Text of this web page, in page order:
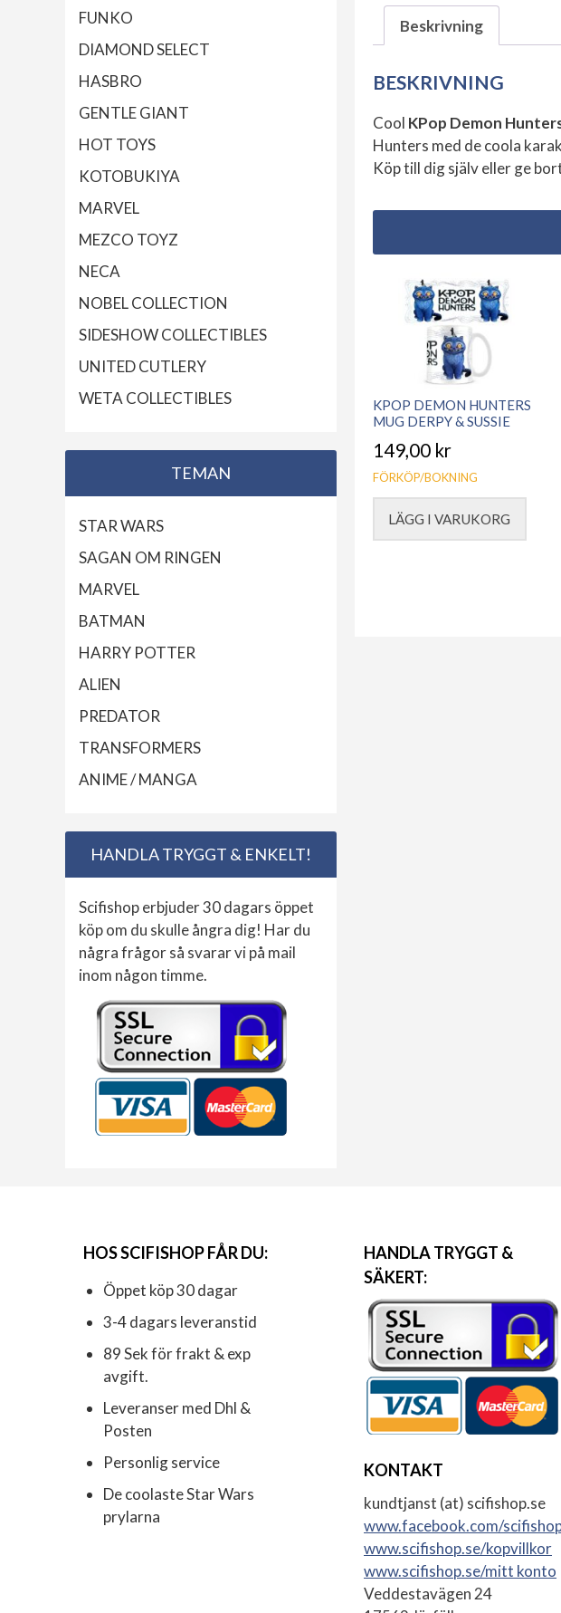
Beskrivning
BESKRIVNING
Cool KPop Demon
Hunters med de coola
Köp till dig själv eller ge
KPOP DEMON HUNTERS
MUG DERPY & SUSSIE
149,00 kr
FÖRKÖP/BOKNING
LÄGG I VARUKORG
FUNKO
DIAMOND SELECT
HASBRO
GENTLE GIANT
HOT TOYS
KOTOBUKIYA
MARVEL
MEZCO TOYZ
NECA
NOBEL COLLECTION
SIDESHOW COLLECTIBLES
UNITED CUTLERY
WETA COLLECTIBLES
TEMAN
STAR WARS
SAGAN OM RINGEN
MARVEL
BATMAN
HARRY POTTER
ALIEN
PREDATOR
TRANSFORMERS
ANIME / MANGA
HANDLA TRYGGT & ENKELT!
Scifishop erbjuder 30 dagars öppet
köp om du skulle ångra dig! Har du
några frågor så svarar vi på mail
inom någon timme.
HOS SCIFISHOP FÅR DU:
Öppet köp 30 dagar
3-4 dagars leveranstid
89 Sek för frakt & exp
avgift.
Leveranser med Dhl &
Posten
Personlig service
De coolaste Star Wars
prylarna
HANDLA TRYGGT &
SÄKERT:
KONTAKT
kundtjanst (at) scifishop.se
www.facebook.com/
www.scifishop.se/kopvillkor
www.scifishop.se/mitt konto
Veddestavägen 24